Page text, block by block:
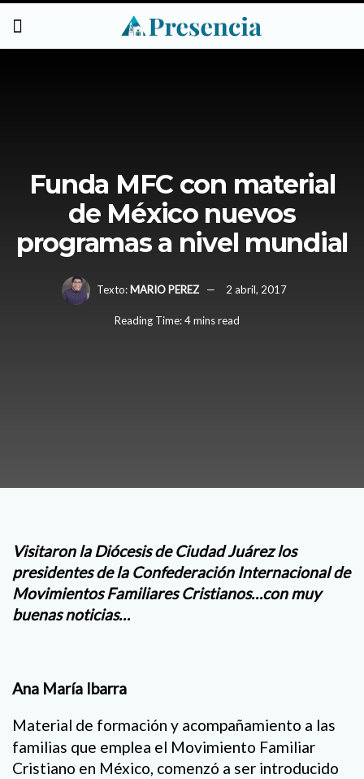
Funda MFC con material
de México nuevos
programas a nivel mundial
Texto: MARIO PEREZ 2 abril, 2017
Reading Time: 4 mins read
Visitaron la Diócesis de Ciudad Juárez los
presidentes de la Confederación Internacional de
Movimientos Familiares Cristianos…con muy
buenas noticias…
Ana María Ibarra
Material de formación y acompañamiento a las
familias que emplea el Movimiento Familiar
Cristiano en México, comenzó a ser introducido